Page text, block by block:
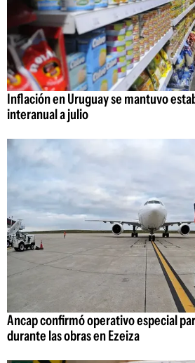
Inflación en Uruguay se mantuvo
interanual a julio
Ancap confirmó operativo especial
durante las obras en Ezeiza